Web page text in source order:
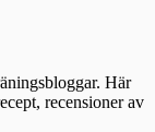
Här
recensioner av